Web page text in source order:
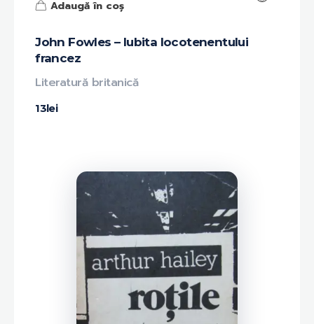
John Fowles – Iubita locotenentului
francez
13lei
Literatură britanică
Adaugă în coș